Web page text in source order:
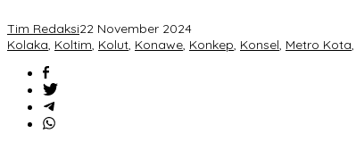
Tim Redaksi22 November 2024
Kolaka, Koltim, Kolut, Konawe, Konkep, Konsel, Metro Kota,